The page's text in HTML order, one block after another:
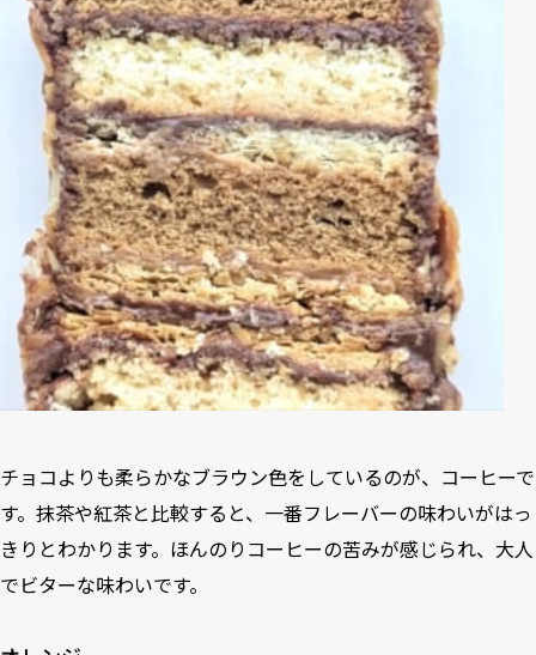
チョコよりも柔らかなブラウン色をしているのが、コーヒーで
す。抹茶や紅茶と比較すると、一番フレーバーの味わいがはっ
きりとわかります。ほんのりコーヒーの苦みが感じられ、大人
でビターな味わいです。